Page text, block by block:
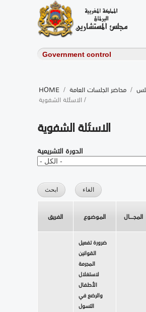
HOME / / محاضر الجلسات العامة
/ الاسئلة الشفوية
الاسئلة الشفوية
الدورة التشريعية
الفريق الموضوع المجــــال
ضرورة تفعيل
القوانين
المجرمة
لاستغلال
الأطفال
والرضع في
التسول